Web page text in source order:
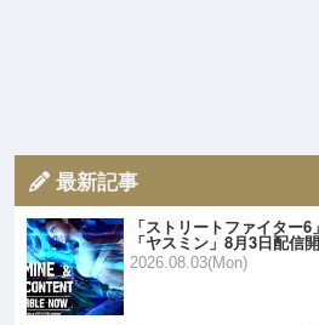
最新記事
「ストリートファイター
「ヤスミン」8月3日配信
2026.08.03(Mon)